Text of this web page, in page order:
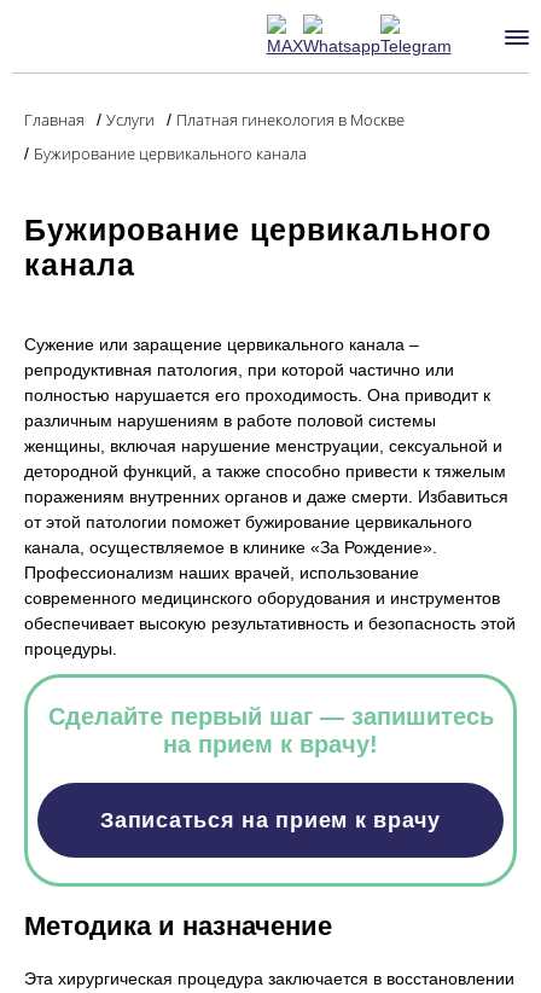
Главная / Услуги / Платная гинекология в Москве
/ Бужирование цервикального канала
Бужирование цервикального
канала
Сужение или заращение цервикального канала –
репродуктивная патология, при которой частично или
полностью нарушается его проходимость. Она приводит к
различным нарушениям в работе половой системы
женщины, включая нарушение менструации, сексуальной и
детородной функций, а также способно привести к тяжелым
поражениям внутренних органов и даже смерти. Избавиться
от этой патологии поможет бужирование цервикального
канала, осуществляемое в клинике «За Рождение».
Профессионализм наших врачей, использование
современного медицинского оборудования и инструментов
обеспечивает высокую результативность и безопасность этой
процедуры.
Сделайте первый шаг — запишитесь
на прием к врачу!
Записаться на прием к врачу
Методика и назначение
Эта хирургическая процедура заключается в восстановлении